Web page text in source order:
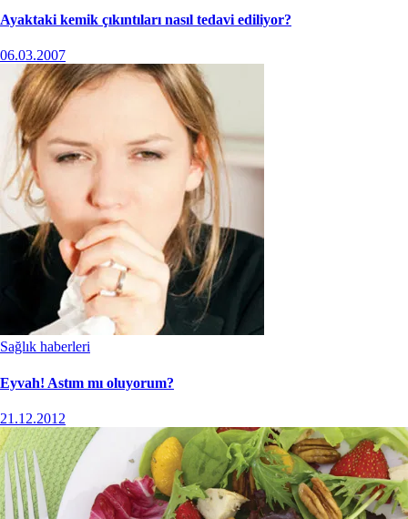
Ayaktaki kemik çıkıntıları nasıl tedavi ediliyor?
06.03.2007
Sağlık haberleri
Eyvah! Astım mı oluyorum?
21.12.2012